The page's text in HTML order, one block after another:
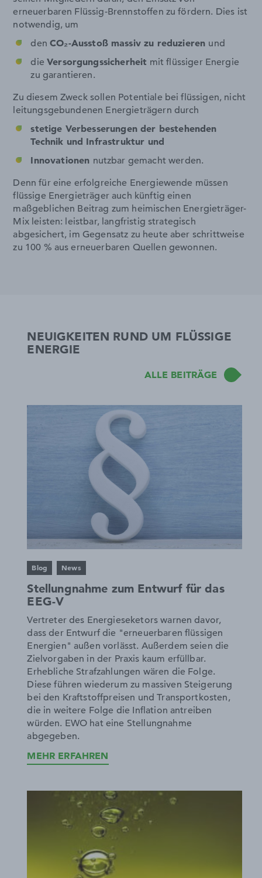
erneuerbaren Flüssig-Brennstoffen zu fördern. Dies ist
notwendig, um
denCO₂-Ausstoß massiv zu reduzieren und
dieVersorgungssicherheit mit flüssiger Energie
zu garantieren.
Zu diesem Zweck sollen Potentiale bei flüssigen, nicht
leitungsgebundenen Energieträgern durch
stetige Verbesserungen der bestehenden
Technik und Infrastruktur und
Innovationen nutzbar gemacht werden.
Denn für eine erfolgreiche Energiewende müssen
flüssige Energieträger auch künftig einen
maßgeblichen Beitrag zum heimischen Energieträger-
Mix leisten: leistbar, langfristig strategisch
abgesichert, im Gegensatz zu heute aber schrittweise
zu 100 % aus erneuerbaren Quellen gewonnen.
NEUIGKEITEN RUND UM FLÜSSIGE
ENERGIE
ALLE BEITRÄGE
Blog News
Stellungnahme zum Entwurf für das
EEG-V
Vertreter des Energieseketors warnen davor,
dass der Entwurf die "erneuerbaren flüssigen
Energien" außen vorlässt. Außerdem seien die
Zielvorgaben in der Praxis kaum erfüllbar.
Erhebliche Strafzahlungen wären die Folge.
Diese führen wiederum zu massiven Steigerung
bei den Kraftstoffpreisen und Transportkosten,
die in weitere Folge die Inflation antreiben
würden. EWO hat eine Stellungnahme
abgegeben.
MEHR ERFAHREN